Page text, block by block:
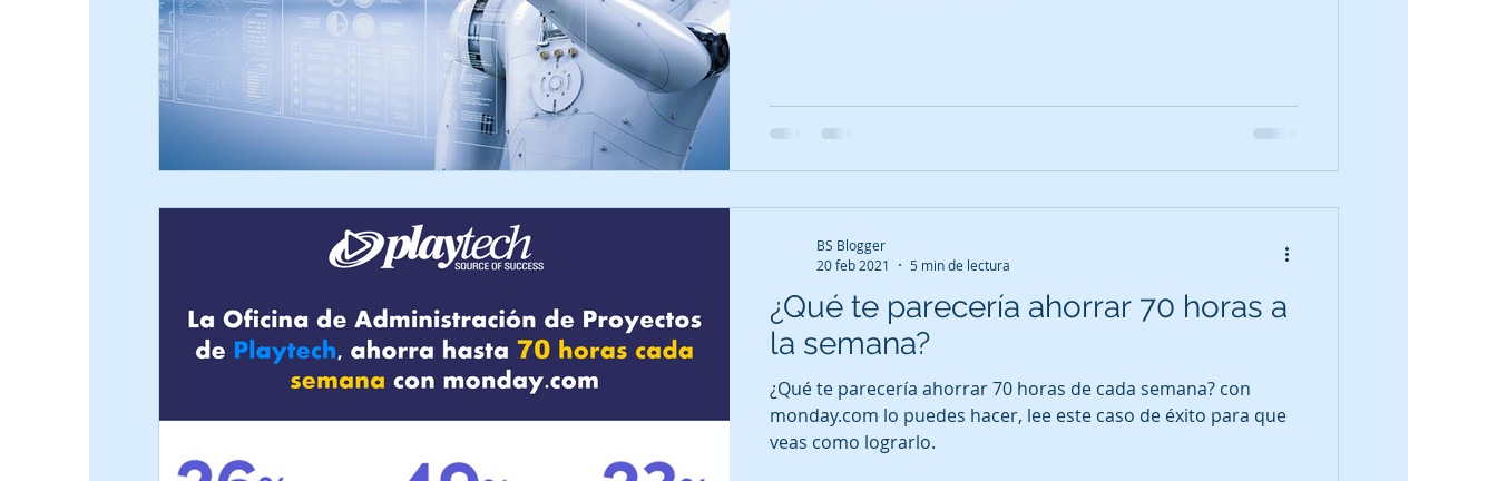
¿Qué te parecería ahorrar 70 horas a
la semana?
¿Qué te parecería ahorrar 70 horas de cada semana? con
monday.com lo puedes hacer, lee este caso de éxito para que
veas como lograrlo.
BS Blogger
20 feb 2021
5 min de lectura